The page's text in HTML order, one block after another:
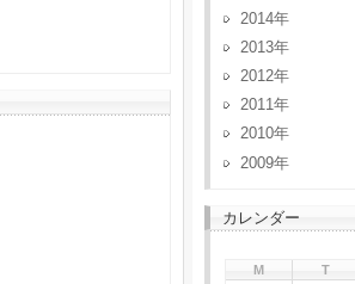
2014
2013
2012
2011
2010
2009
カレンダー
M
T